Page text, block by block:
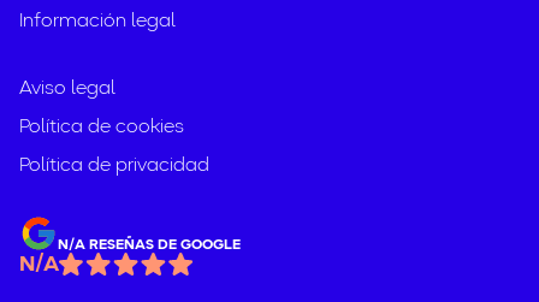
Información legal
Aviso legal
Política de cookies
Política de privacidad
N/A RESEÑAS DE GOOGLE
N/A